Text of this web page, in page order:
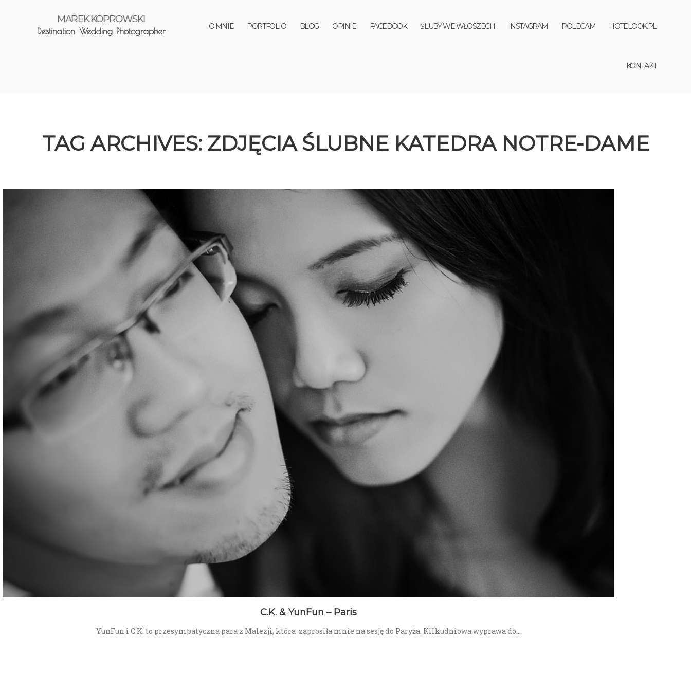
MAREK KOPROWSKI
Destination Wedding Photographer O MNIE PORTFOLIO BLOG OPINIE FACEBOOK ŚLUBY WE WŁOSZECH INSTAGRAM POLECAM HOTELOOK.PL
KONTAKT
TAG ARCHIVES: ZDJĘCIA ŚLUBNE KATEDRA NOTRE-DAME
C.K. & YunFun – Paris
YunFun i C.K. to przesympatyczna para z Malezji, która zaprosiła mnie na sesję do Paryża. Kilkudniowa wyprawa do…